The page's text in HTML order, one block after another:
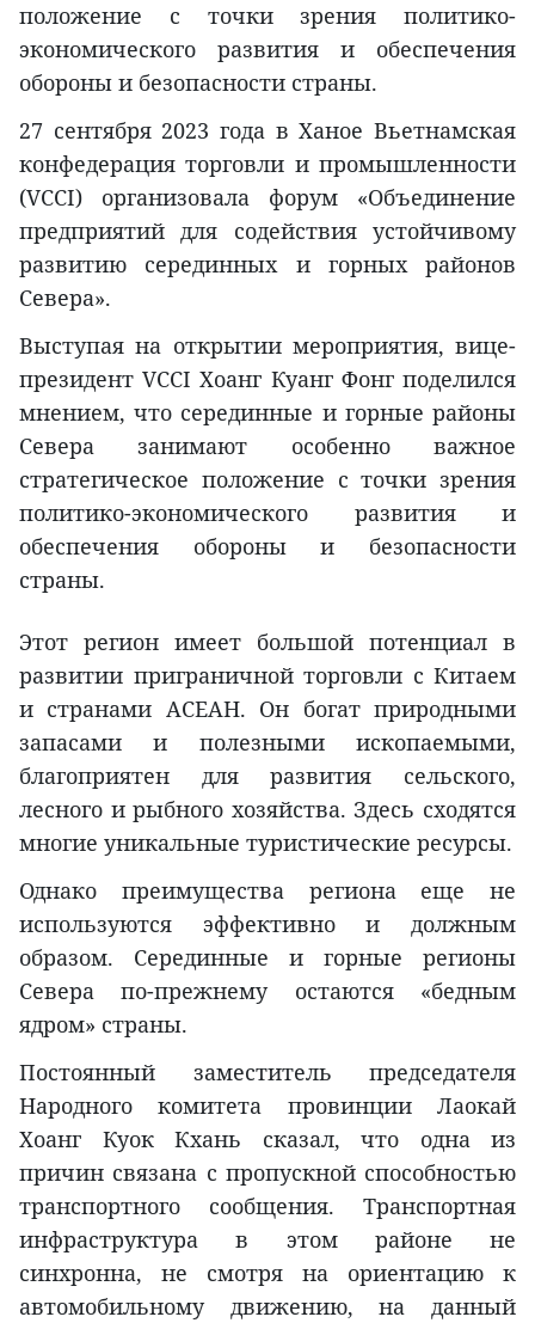
положение с точки зрения политико-
экономического развития и обеспечения
обороны и безопасности страны.
27 сентября 2023 года в Ханое Вьетнамская
конфедерация торговли и промышленности
(VCCI) организовала форум «Объединение
предприятий для содействия устойчивому
развитию серединных и горных районов
Севера».
Выступая на открытии мероприятия, вице-
президент VCCI Хоанг Куанг Фонг поделился
мнением, что серединные и горные районы
Севера занимают особенно важное
стратегическое положение с точки зрения
политико-экономического развития и
обеспечения обороны и безопасности
страны.
Этот регион имеет большой потенциал в
развитии приграничной торговли с Китаем
и странами АСЕАН. Он богат природными
запасами и полезными ископаемыми,
благоприятен для развития сельского,
лесного и рыбного хозяйства. Здесь сходятся
многие уникальные туристические ресурсы.
Однако преимущества региона еще не
используются эффективно и должным
образом. Серединные и горные регионы
Севера по-прежнему остаются «бедным
ядром» страны.
Постоянный заместитель председателя
Народного комитета провинции Лаокай
Хоанг Куок Кхань сказал, что одна из
причин связана с пропускной способностью
транспортного сообщения. Транспортная
инфраструктура в этом районе не
синхронна, не смотря на ориентацию к
автомобильному движению, на данный